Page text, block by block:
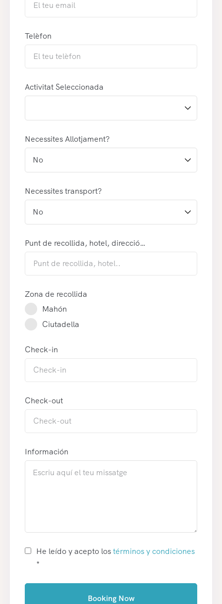
Telèfon
Activitat Seleccionada
Necessites Allotjament?
Necessites transport?
Punt de recollida, hotel, direcció…
Zona de recollida
Mahón
Ciutadella
Check-in
Check-out
Información
He leído y acepto lostérminos y condiciones
*
Booking Now